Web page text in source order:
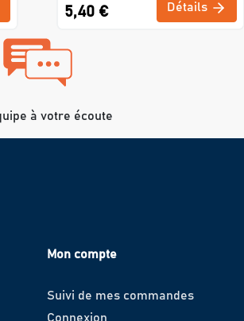
5,40 € Détails
à votre écoute
Mon compte
Suivi de mes commandes
Connexion